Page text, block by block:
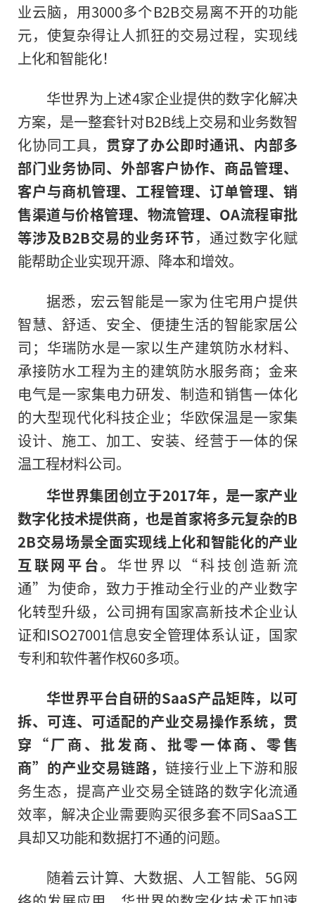
业云脑，用3000多个B2B交易离不开的功能
元，使复杂得让人抓狂的交易过程，实现线
上化和智能化！
华世界为上述4家企业提供的数字化解决
方案，是一整套针对B2B线上交易和业务数智
化协同工具， 贯穿了办公即时通讯、内部多
部门业务协同、外部客户协作、商品管理、
客户与商机管理、 工程管理、 订单管理、销
售渠道与价格管理、物流管理、OA流程审批
等涉及B2B交易的业务环节，通过数字化赋
能帮助企业实现开源、降本和增效。
据悉，宏云智能是一家为住宅用户提供
智慧、舒适、安全、便捷生活的智能家居公
司；华瑞防水是一家以生产建筑防水材料、
承接防水工程为主的建筑防水服务商；金来
电气是一家集电力研发、制造和销售一体化
的大型现代化科技企业；华欧保温是一家集
设计、施工、加工、安装、经营于一体的保
温工程材料公司。
华世界集团创立于2017年，是一家产业
数字化技术提供商，也是首家将多元复杂的B
2B交易场景全面实现线上化和智能化的产业
互联网平台。 华世界以“科技创造新流
通”为使命，致力于推动全行业的产业数字
化转型升级，公司拥有国家高新技术企业认
证和ISO27001信息安全管理体系认证，国家
专利和软件著作权60多项。
华世界平台自研的SaaS产品矩阵，以可
拆、可连、可适配的产业交易操作系统，贯
穿“厂商、批发商、批零一体商、零售
商”的产业交易链路， 链接行业上下游和服
务生态，提高产业交易全链路的数字化流通
效率，解决企业需要购买很多套不同SaaS工
具却又功能和数据打不通的问题。
随着云计算、大数据、人工智能、5G网